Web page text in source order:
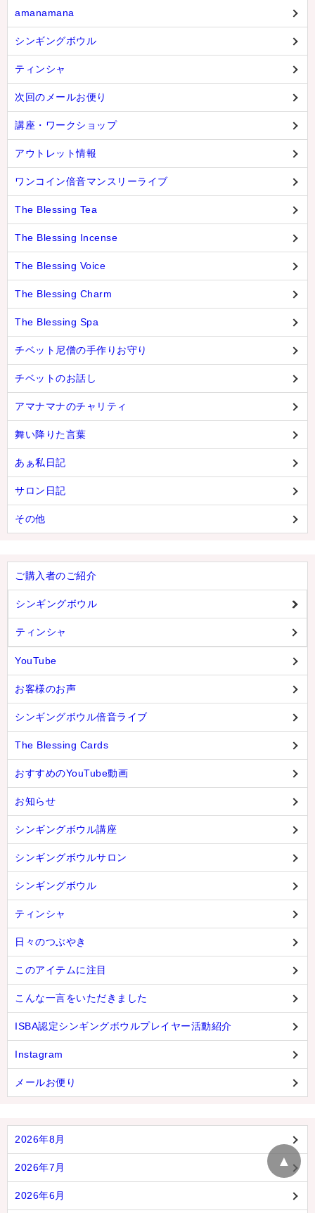
amanamana
シンギングボウル
ティンシャ
次回のメールお便り
講座・ワークショップ
アウトレット情報
ワンコイン倍音マンスリーライブ
The Blessing Tea
The Blessing Incense
The Blessing Voice
The Blessing Charm
The Blessing Spa
チベット尼僧の手作りお守り
チベットのお話し
アマナマナのチャリティ
舞い降りた言葉
あぁ私日記
サロン日記
その他
ご購入者のご紹介
シンギングボウル
ティンシャ
YouTube
お客様のお声
シンギングボウル倍音ライブ
The Blessing Cards
おすすめのYouTube動画
お知らせ
シンギングボウル講座
シンギングボウルサロン
シンギングボウル
ティンシャ
日々のつぶやき
このアイテムに注目
こんな一言をいただきました
ISBA認定シンギングボウルプレイヤー活動紹介
Instagram
メールお便り
2026年8月
2026年7月
2026年6月
▲